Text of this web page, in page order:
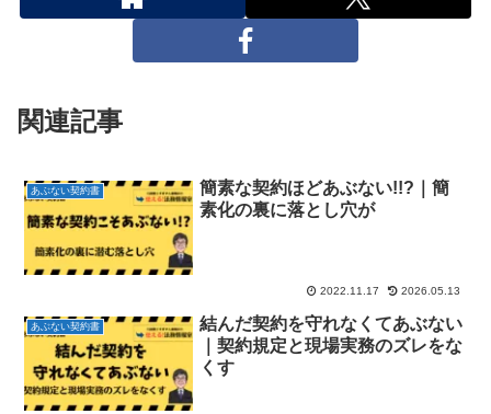
関連記事
あぶない契約書
簡素な契約ほどあぶない!!?｜簡
素化の裏に落とし穴が
2022.11.17 2026.05.13
あぶない契約書
結んだ契約を守れなくてあぶない
｜契約規定と現場実務のズレをな
くす